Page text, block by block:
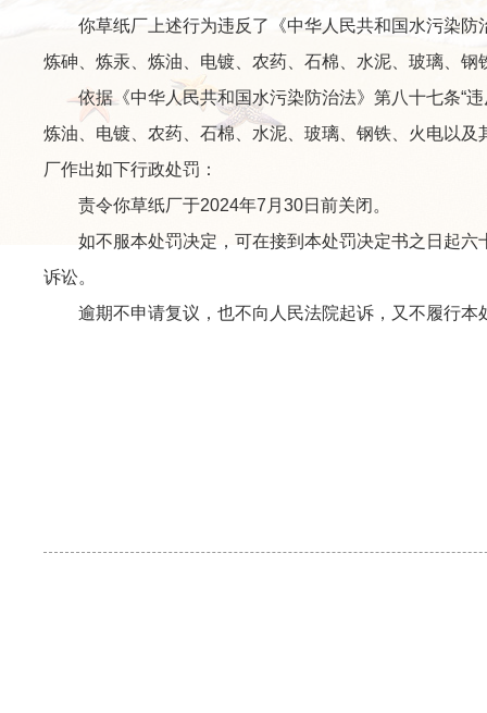
你草纸厂上述行为违反了《中华人民共和国水污染防
炼砷、炼汞、炼油、电镀、农药、石棉、水泥、玻璃、
依据《中华人民共和国水污染防治法》第八十七条“违
炼油、电镀、农药、石棉、水泥、玻璃、钢铁、火电以
厂作出如下行政处罚：
责令你草纸厂于2024年7月30日前关闭。
如不服本处罚决定，可在接到本处罚决定书之日起六
诉讼。
逾期不申请复议，也不向人民法院起诉，又不履行本